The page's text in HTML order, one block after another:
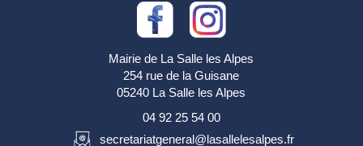
Mairie de La Salle les Alpes
254 rue de la Guisane
05240 La Salle les Alpes
04 92 25 54 00
secretariatgeneral@lasallelesalpes.fr